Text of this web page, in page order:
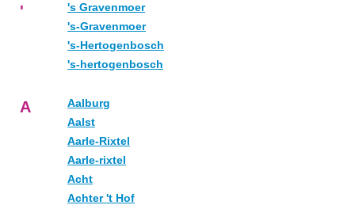
'
's Gravenmoer
's-Gravenmoer
's-Hertogenbosch
's-hertogenbosch
A
Aalburg
Aalst
Aarle-Rixtel
Aarle-rixtel
Acht
Achter 't Hof